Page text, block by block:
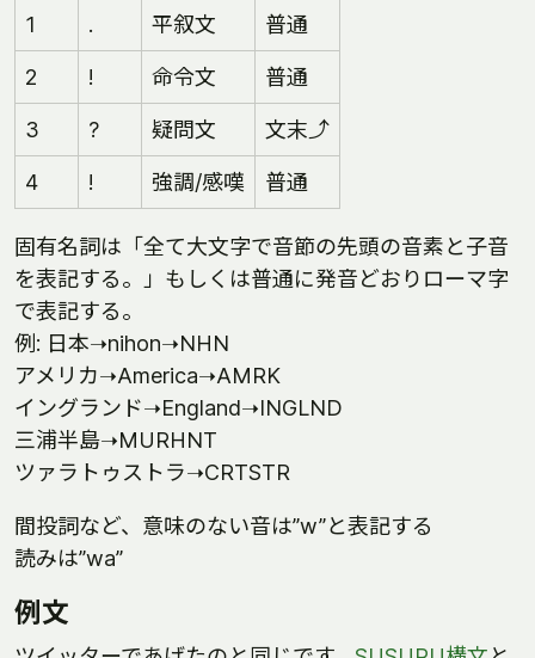
1 . 平叙文 普通
2 ! 命令文 普通
3 ? 疑問文 文末⤴
4 ! 強調/感嘆 普通
固有名詞は「全て大文字で音節の先頭の音素と子音
を表記する。」もしくは普通に発音どおりローマ字
で表記する。
例: 日本➝nihon➝NHN
アメリカ➝America➝AMRK
イングランド➝England➝INGLND
三浦半島➝MURHNT
ツァラトゥストラ➝CRTSTR
間投詞など、意味のない音は”w”と表記する
読みは”wa”
例文